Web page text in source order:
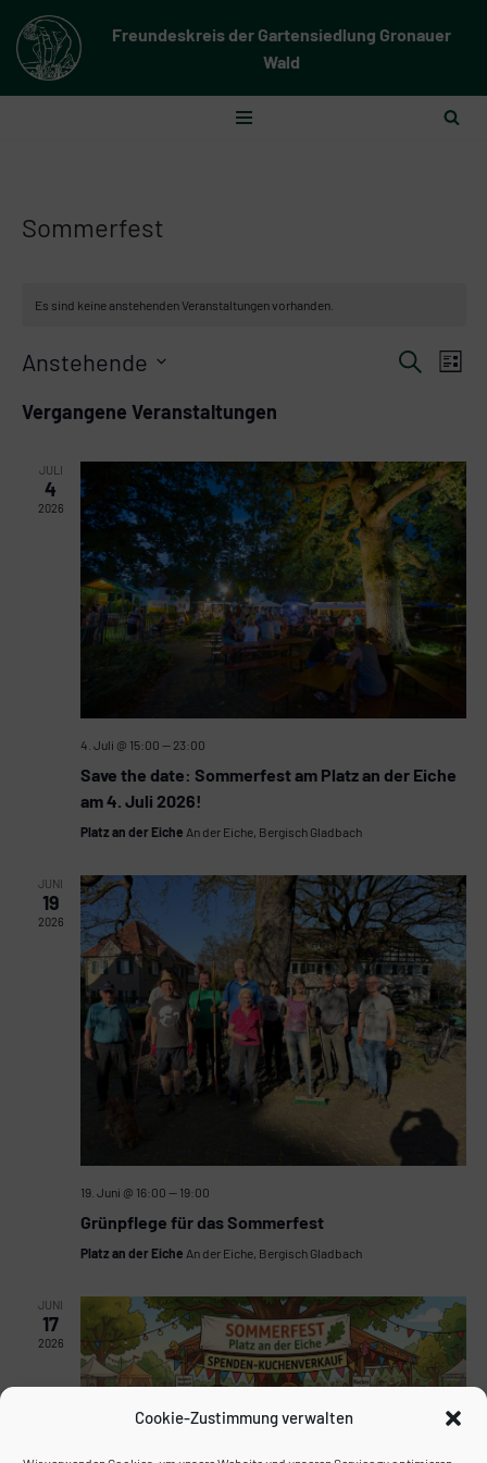
Cookie-Zustimmung verwalten
Zum
Inhalt
Freundeskreis der Gartensiedlung Gronauer
Wald
Sommerfest
Es sind keine anstehenden Veranstaltungen vorhanden.
Suche
Liste
Anstehende
wählen.
Vergangene Veranstaltungen
JULI
4
2026
4. Juli @ 15:00 — 23:00
Save the date: Sommerfest am Platz an der Eiche
am 4. Juli 2026!
Platz an der Eiche An der Eiche, Bergisch Gladbach
JUNI
19
2026
19. Juni @ 16:00 — 19:00
Grünpflege für das Sommerfest
Platz an der Eiche An der Eiche, Bergisch Gladbach
JUNI
17
2026